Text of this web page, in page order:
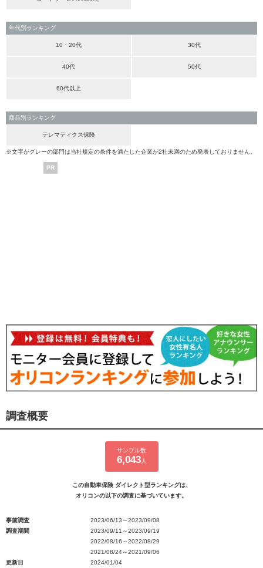
年代別ランキング
10・20代 30代
40代 50代
60代以上
商品別ランキング
テレマティクス保険
※文字がグレーの部門は当社規定の条件を満たした企業が2社未満のため発表しておりません。
PR
調査概要
サンプル数
6,043人
この自動車保険 ダイレクト型ランキングは、
オリコンの以下の調査に基づいています。
事前調査
2023/06/13～2023/09/08
調査期間
2023/09/11～2023/09/19
2022/08/16～2022/08/29
2021/08/24～2021/09/06
更新日
2024/01/04